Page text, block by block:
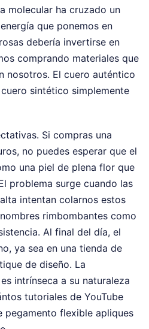
molecular ha cruzado un
que ponemos en
debería invertirse en
comprando materiales que
nosotros. El cuero auténtico
sintético simplemente
Si compras una
no puedes esperar que el
una piel de plena flor que
problema surge cuando las
intentan colarnos estos
rimbombantes como
Al final del día, el
ya sea en una tienda de
de diseño. La
intrínseca a su naturaleza
tutoriales de YouTube
pegamento flexible apliques